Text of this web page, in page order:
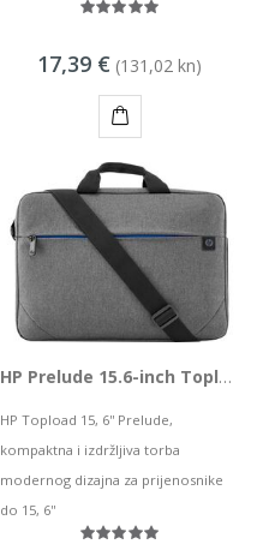
17,39 € (131,02 kn)
HP Prelude 15.6-inch Topload
HP Topload 15, 6'' Prelude,
kompaktna i izdržljiva torba
modernog dizajna za prijenosnike
do 15, 6''